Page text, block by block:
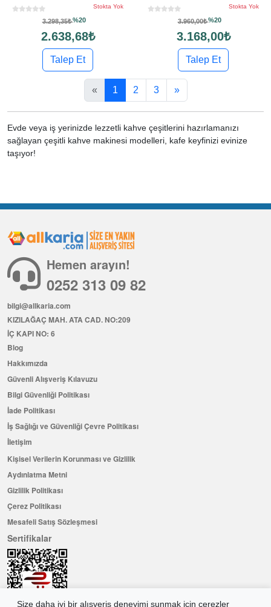
Stokta Yok
3.298,35₺%20
2.638,68₺
Talep Et
Stokta Yok
3.960,00₺%20
3.168,00₺
Talep Et
« 1 2 3 »
Evde veya iş yerinizde lezzetli kahve çeşitlerini hazırlamanızı
sağlayan çeşitli kahve makinesi modelleri, kafe keyfinizi evinize
taşıyor!
Size daha iyi bir alışveriş deneyimi sunmak için çerezler
Hemen arayın!
0252 313 09 82
bilgi@allkaria.com
KIZILAĞAÇ MAH. ATA CAD. NO:209
İÇ KAPI NO: 6
Blog
Hakkımızda
Güvenli Alışveriş Kılavuzu
Bilgi Güvenliği Politikası
İade Politikası
İş Sağlığı ve Güvenliği Çevre Politikası
İletişim
Kişisel Verilerin Korunması ve Gizlilik
Aydınlatma Metni
Gizlilik Politikası
Çerez Politikası
Mesafeli Satış Sözleşmesi
Sertifikalar